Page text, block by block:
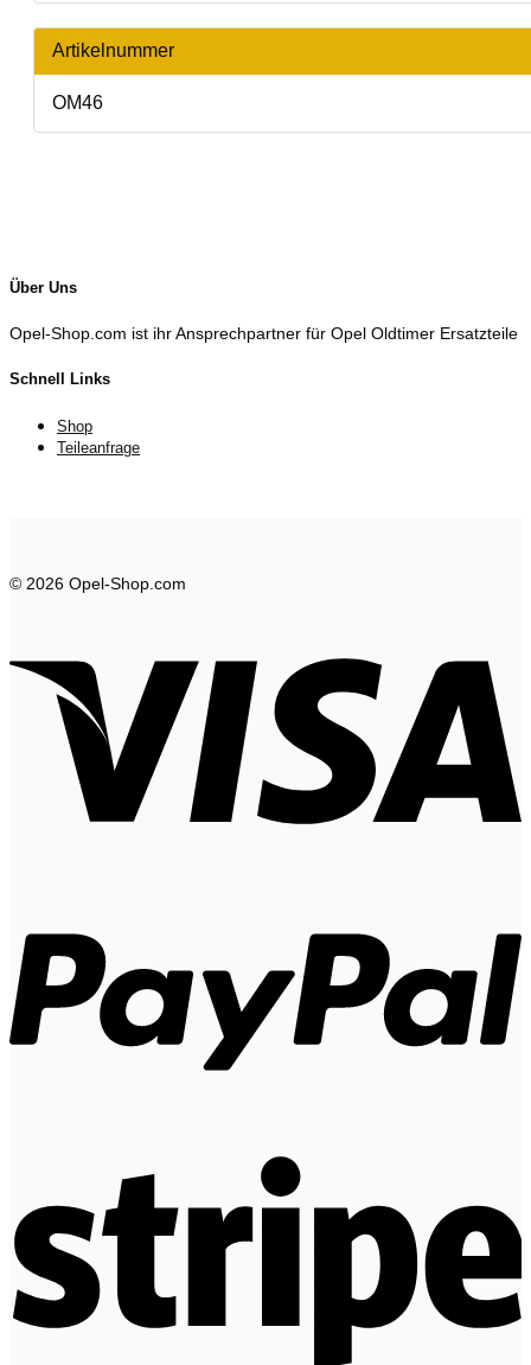
Artikelnummer
OM46
Über Uns
Opel-Shop.com ist ihr Ansprechpartner für Opel Oldtimer Ersatzteile
Schnell Links
Shop
Teileanfrage
© 2026 Opel-Shop.com